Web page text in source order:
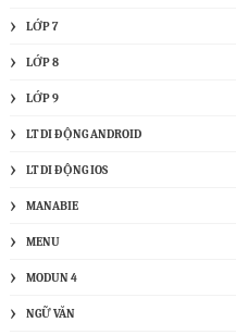
LỚP 7
LỚP 8
LỚP 9
LT DI ĐỘNG ANDROID
LT DI ĐỘNG IOS
MANABIE
MENU
MODUN 4
NGỮ VĂN